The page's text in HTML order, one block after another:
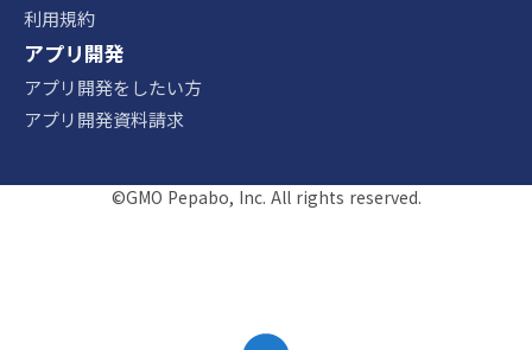
利用規約
アプリ開発
アプリ開発をしたい方
アプリ開発資料請求
©GMO Pepabo, Inc. All rights reserved.